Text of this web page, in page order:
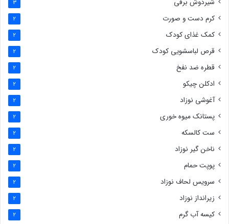
شیردوش برقی 3
کرم دست و صورت 2
کمک غذای کودک 2
قرص لباسشویی کودک 2
قطره ضد نفخ 2
ادکلن چیکو 2
آغوشی نوزاد 2
پستانک میوه خوری 2
ست کالسکه 2
ناخن گیر نوزاد 2
پوپت حمام 2
سرویس لحاف نوزاد 2
زیرانداز نوزاد 2
کیسه آب گرم 2